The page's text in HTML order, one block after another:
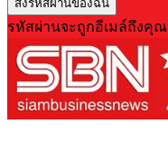
รหัสผ่านจะถูกอีเมล์ถึงคุณ